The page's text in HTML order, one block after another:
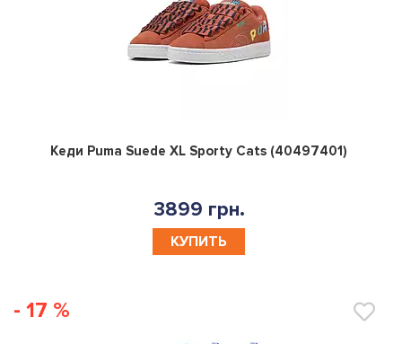
0
Кеди Puma Suede XL Sporty Cats (40497401)
3899 грн.
КУПИТЬ
- 17 %